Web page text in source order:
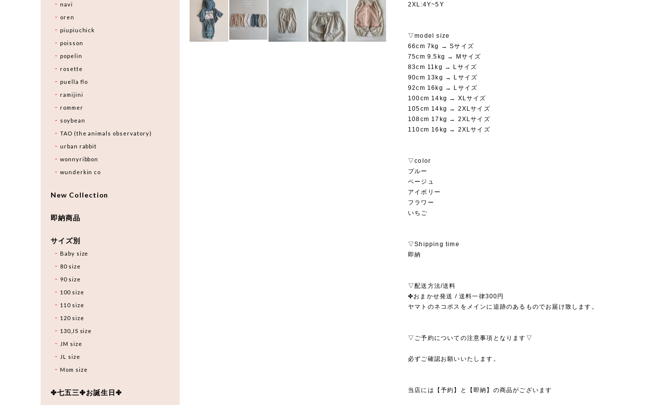
2XL:4Y~5Y
▽model size
66cm 7kg → Sサイズ
75cm 9.5kg → Mサイズ
83cm 11kg → Lサイズ
90cm 13kg → Lサイズ
92cm 16kg → Lサイズ
100cm 14kg → XLサイズ
105cm 14kg → 2XLサイズ
108cm 17kg → 2XLサイズ
110cm 16kg → 2XLサイズ
▽color
ブルー
ベージュ
アイボリー
フラワー
いちご
▽Shipping time
即納
▽配送方法/送料
✤おまかせ発送 / 送料一律300円
ヤマトのネコポスをメインに追跡のあるものでお届け致します。
▽ご予約についての注意事項となります▽
必ずご確認お願いいたします。
当店には【予約】と【即納】の商品がございます
navi
oren
piupiuchick
poisson
popelin
rosette
puella flo
ramijini
rommer
soybean
TAO (the animals observatory)
urban rabbit
wonnyribbon
wunderkin co
New Collection
即納商品
サイズ別
Baby size
80 size
90 size
100 size
110 size
120 size
130,JS size
JM size
JL size
Mom size
✤七五三✤お誕生日✤